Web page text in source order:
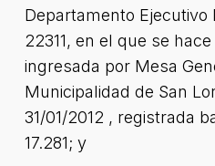
Departamento Ejecutivo
22311, en el que se
ingresada por Mesa
Municipalidad de San
31/01/2012 , registrada
17.281; y